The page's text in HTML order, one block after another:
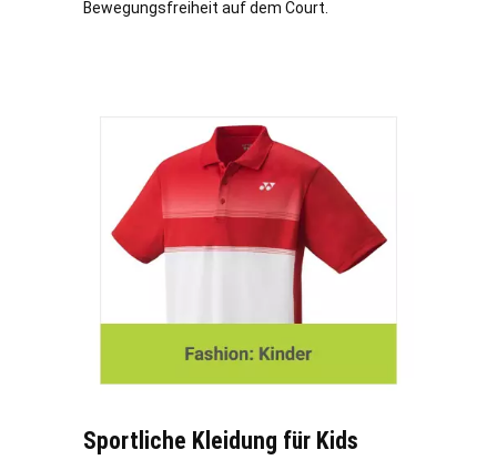
Bewegungsfreiheit auf dem Court.
Sportliche Kleidung für Kids